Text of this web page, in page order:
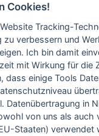
Cookies!
Tracking-
zu verbessern und
Ich bin damit
mit Wirkung für die
dass einige Tools
Datenübertragung in
von uns als auch
Staaten) verwendet